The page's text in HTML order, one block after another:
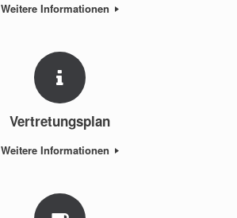
Weitere Informationen
Vertretungsplan
Weitere Informationen